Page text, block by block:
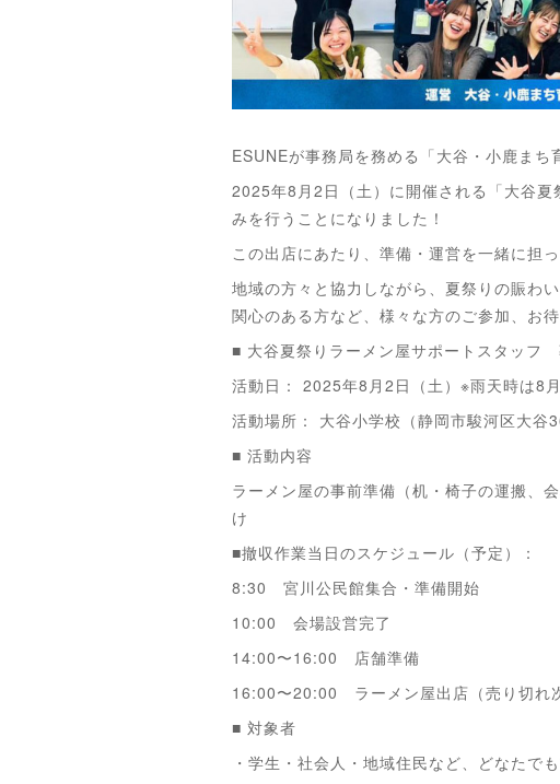
ESUNEが事務局を務める「大谷・小鹿まち
2025年8月2日（土）に開催される「大谷
みを行うことになりました！
この出店にあたり、準備・運営を一緒に担
地域の方々と協力しながら、夏祭りの賑わ
関心のある方など、様々な方のご参加、お
■ 大谷夏祭りラーメン屋サポートスタッフ
活動日： 2025年8月2日（土）※雨天時は8
活動場所： 大谷小学校（静岡市駿河区大谷
■ 活動内容
ラーメン屋の事前準備（机・椅子の運搬、
け
■撤収作業当日のスケジュール（予定）：
8:30 宮川公民館集合・準備開始
10:00 会場設営完了
14:00〜16:00 店舗準備
16:00〜20:00 ラーメン屋出店（売り切
■ 対象者
・学生・社会人・地域住民など、どなたで